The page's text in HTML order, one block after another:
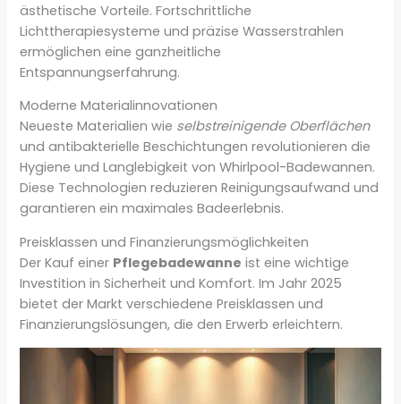
ästhetische Vorteile. Fortschrittliche
Lichttherapiesysteme und präzise Wasserstrahlen
ermöglichen eine ganzheitliche
Entspannungserfahrung.
Moderne Materialinnovationen
Neueste Materialien wie selbstreinigende Oberflächen
und antibakterielle Beschichtungen revolutionieren die
Hygiene und Langlebigkeit von Whirlpool-Badewannen.
Diese Technologien reduzieren Reinigungsaufwand und
garantieren ein maximales Badeerlebnis.
Preisklassen und Finanzierungsmöglichkeiten
Der Kauf einer Pflegebadewanne ist eine wichtige
Investition in Sicherheit und Komfort. Im Jahr 2025
bietet der Markt verschiedene Preisklassen und
Finanzierungslösungen, die den Erwerb erleichtern.